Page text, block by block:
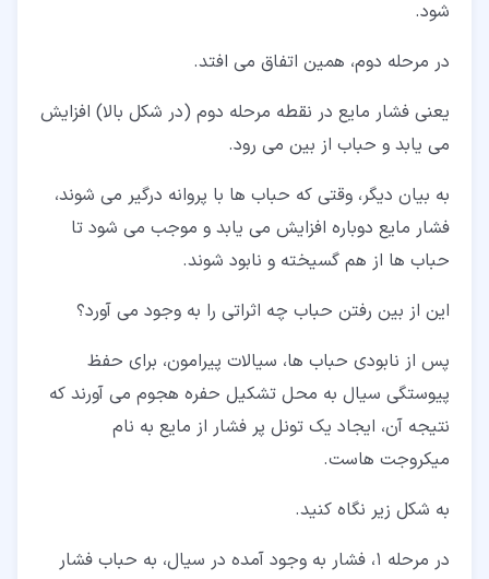
شود.
در مرحله دوم، همین اتفاق می افتد.
یعنی فشار مایع در نقطه مرحله دوم (در شکل بالا) افزایش
می یابد و حباب از بین می رود.
به بیان دیگر، وقتی که حباب ها با پروانه درگیر می شوند،
فشار مایع دوباره افزایش می یابد و موجب می شود تا
حباب ها از هم گسیخته و نابود شوند.
این از بین رفتن حباب چه اثراتی را به وجود می آورد؟
پس از نابودی حباب ها، سیالات پیرامون، برای حفظ
پیوستگی سیال به محل تشکیل حفره هجوم می آورند که
نتیجه آن، ایجاد یک تونل پر فشار از مایع به نام
میکروجت هاست.
به شکل زیر نگاه کنید.
در مرحله 1، فشار به وجود آمده در سیال، به حباب فشار